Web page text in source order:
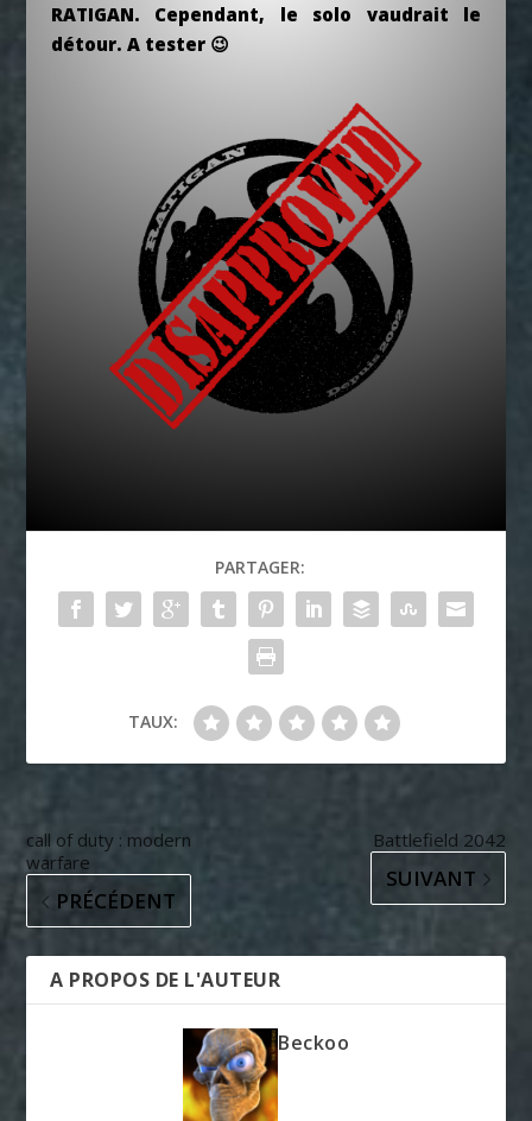
RATIGAN. Cependant, le solo vaudrait le
détour. A tester 😉
PARTAGER:
TAUX:
call of duty : modern
warfare
PRÉCÉDENT
Battlefield 2042
SUIVANT
A PROPOS DE L'AUTEUR
Beckoo